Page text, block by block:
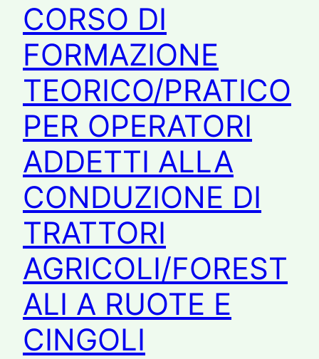
CORSO DI
FORMAZIONE
TEORICO/PRATICO
PER OPERATORI
ADDETTI ALLA
CONDUZIONE DI
TRATTORI
AGRICOLI/FOREST
ALI A RUOTE E
CINGOLI